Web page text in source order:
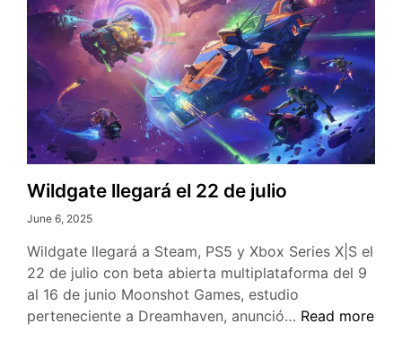
Wildgate llegará el 22 de julio
June 6, 2025
Wildgate llegará a Steam, PS5 y Xbox Series X|S el
22 de julio con beta abierta multiplataforma del 9
al 16 de junio Moonshot Games, estudio
perteneciente a Dreamhaven, anunció… Wildgate
Read more